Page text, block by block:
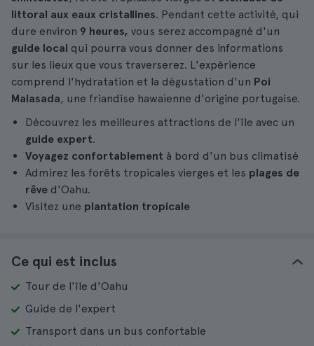
littoral aux eaux cristallines. Pendant cette activité, qui
dure environ 9 heures, vous serez accompagné d'un
guide local qui pourra vous donner des informations
sur les lieux que vous traverserez. L'expérience
comprend l'hydratation et la dégustation d'un Poi
Malasada, une friandise hawaïenne d'origine portugaise.
Découvrez les meilleures attractions de l'île avec un
guide expert.
Voyagez confortablement à bord d'un bus climatisé
Admirez les forêts tropicales vierges et les plages de
rêve d'Oahu.
Visitez une plantation tropicale
Ce qui est inclus
Tour de l'île d'Oahu
Guide de l'expert
Transport dans un bus confortable